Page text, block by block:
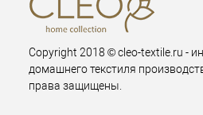
Copyright 2018 © cleo-textile.ru -
домашнего текстиля
права защищены.